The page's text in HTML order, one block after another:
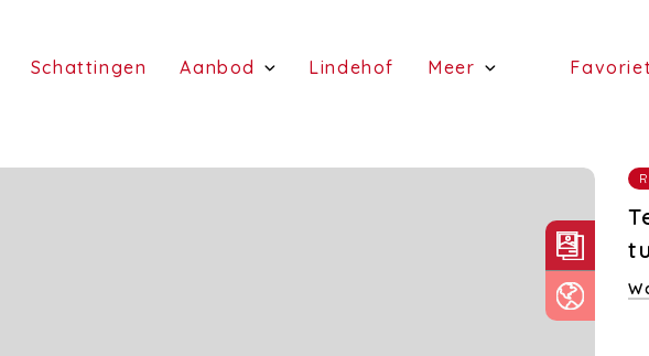
Schattingen (Schattingen)
Aanbod (Aanbod)
(te huur)
Lindehof (Lindehof)
Meer